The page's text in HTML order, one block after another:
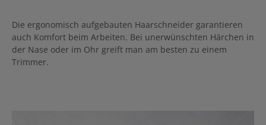
Die ergonomisch aufgebauten Haarschneider garantieren
auch Komfort beim Arbeiten. Bei unerwünschten Härchen in
der Nase oder im Ohr greift man am besten zu einem
Trimmer.